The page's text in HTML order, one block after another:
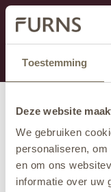
Toestemming
Deze website
We gebruiken
personaliseren,
en om ons
informatie over uw
This section is
If you are missing
413 745 423 or